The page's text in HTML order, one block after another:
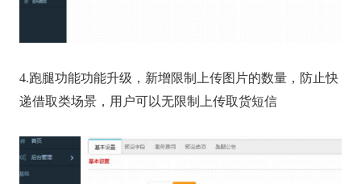
4.跑腿功能功能升级，新增限制上传图片的数量，防止快
递借取类场景，用户可以无限制上传取货短信